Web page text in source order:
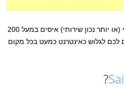
מציעים כרטיסי (או יותר נכון שירותי) איסים במעל 200
לכם לגלוש כאינטרנט כמעט בכל מקום
?